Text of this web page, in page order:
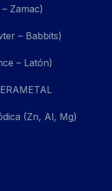
Zamac)
– Babbits)
– Latón)
(Zn, Al, Mg)